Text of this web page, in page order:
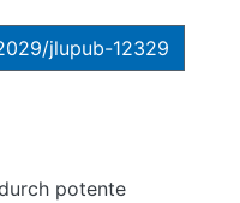
jlupub-12329
potente